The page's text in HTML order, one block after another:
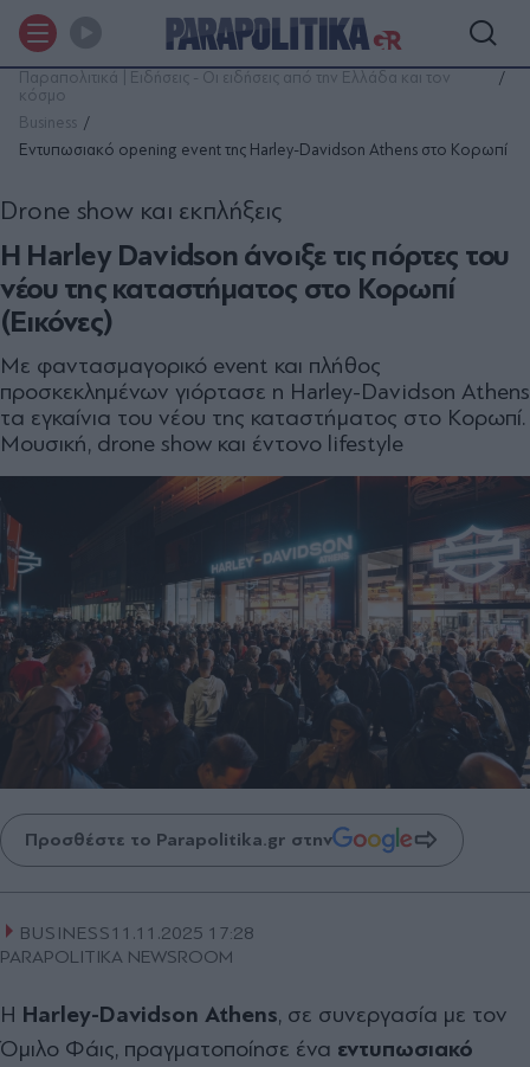
Παραπολιτικά | Ειδήσεις - Οι ειδήσεις από την Ελλάδα και τον
κόσμο
Business
Εντυπωσιακό opening event της Harley-Davidson Athens στο Κορωπί
Η Harley Davidson άνοιξε τις πόρτες του
νέου της καταστήματος στο Κορωπί
(Εικόνες)
Drone show και εκπλήξεις
Με φαντασμαγορικό event και πλήθος
προσκεκλημένων γιόρτασε η Harley-Davidson Athens
τα εγκαίνια του νέου της καταστήματος στο Κορωπί.
Μουσική, drone show και έντονο lifestyle
Προσθέστε το Parapolitika.gr στην
BUSINESS11.11.2025 17:28
PARAPOLITIKA NEWSROOM
Η Harley-Davidson Athens, σε συνεργασία με τον
Όμιλο Φάις, πραγματοποίησε ένα εντυπωσιακό